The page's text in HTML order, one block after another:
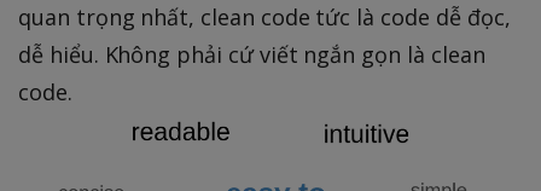
quan trọng nhất, clean code tức là code dễ đọc,
dễ hiểu. Không phải cứ viết ngắn gọn là clean
code.